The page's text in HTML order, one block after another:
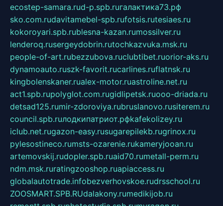
ecostep-samara.rud-p.spb.ruгалактика73.рф
sko.com.rudavitamebel-spb.rufotsis.rutesiaes.ru
kokoroyari.spb.rublesna-kazan.rumossilver.ru
lenderoq.rusergeydobrin.rutochkazvuka.msk.ru
people-of-art.rubezzubova.ruclubtibet.ruorior-aks.ru
dynamoauto.ruszk-favorit.rucarlines.ruflatnsk.ru
kingbolenskaner.rualex-motor.ruastroline.net.ru
act1.spb.rupolyglot.com.rugidlipetsk.ruooo-driada.ru
detsad125.rumir-zdoroviya.rubruslanovo.rusiterem.ru
council.spb.ruлодкипатриот.рфkafekolizey.ru
iclub.net.rugazon-easy.rusugarepilekb.rugrinox.ru
pylesostineco.rumsts-ozarenie.rukameryjooan.ru
artemovskij.rudopler.spb.ruaid70.rumetall-perm.ru
ndm.msk.ruratingzooshop.ruapiaccess.ru
globalautotrade.infobezverhovskoe.rudrsschool.ru
ZOOSMART.SPB.RUdalakony.rumedikijob.ru